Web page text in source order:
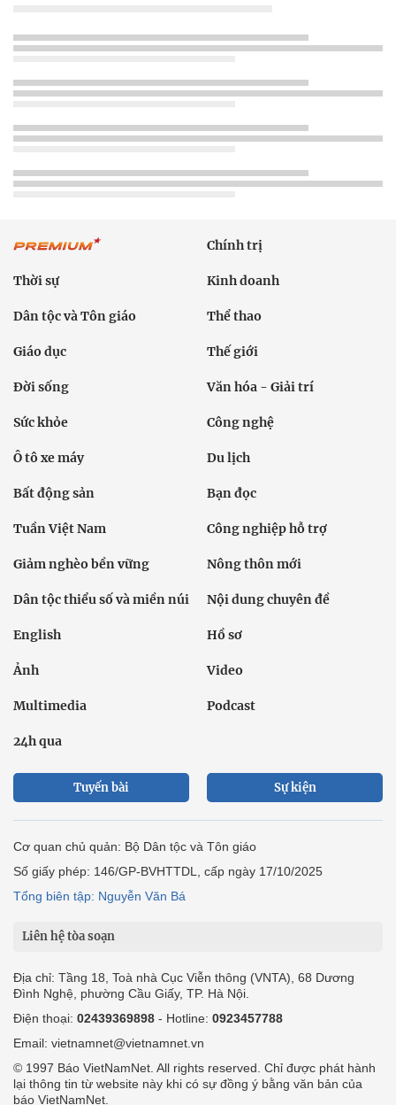
Chính trị
Thời sự Kinh doanh
Dân tộc và Tôn giáo Thể thao
Giáo dục Thế giới
Đời sống Văn hóa - Giải trí
Sức khỏe Công nghệ
Ô tô xe máy Du lịch
Bất động sản Bạn đọc
Tuần Việt Nam Công nghiệp hỗ trợ
Giảm nghèo bền vững Nông thôn mới
Dân tộc thiểu số và miền núi Nội dung chuyên đề
English Hồ sơ
Ảnh Video
Multimedia Podcast
24h qua
Tuyến bài Sự kiện
Cơ quan chủ quản: Bộ Dân tộc và Tôn giáo
Số giấy phép: 146/GP-BVHTTDL, cấp ngày 17/10/2025
Tổng biên tập: Nguyễn Văn Bá
Liên hệ tòa soạn
Địa chỉ: Tầng 18, Toà nhà Cục Viễn thông (VNTA), 68 Dương
Đình Nghệ, phường Cầu Giấy, TP. Hà Nội.
Điện thoại: 02439369898 - Hotline: 0923457788
Email: vietnamnet@vietnamnet.vn
© 1997 Báo VietNamNet. All rights reserved. Chỉ được phát hành
lại thông tin từ website này khi có sự đồng ý bằng văn bản của
báo VietNamNet.